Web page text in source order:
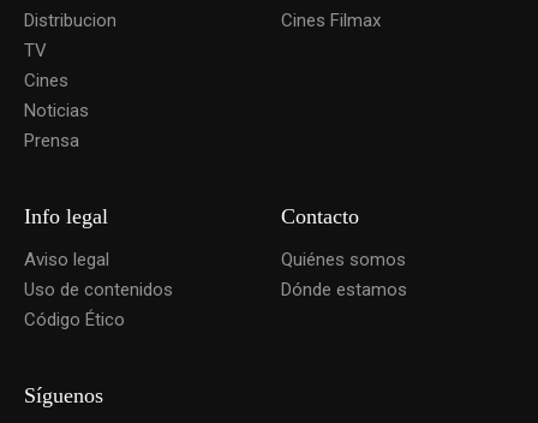
Distribucion
TV
Cines
Noticias
Prensa
Cines Filmax
Info legal
Aviso legal
Uso de contenidos
Código Ético
Contacto
Quiénes somos
Dónde estamos
Síguenos